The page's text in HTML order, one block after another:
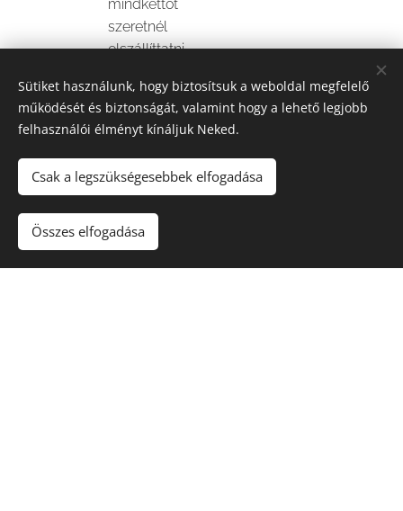
mindkettőt
szeretnél
elszállíttatni,
megfelelő
méret
kiválasztásá
ban.
💡Ha biztosan tudod, milyen konténerre van
szükséged, a rendelést elindíthatod közvetlenül az online
űrlapunkon vagy e-mailben is, és az adataid alapján
Sütiket használunk, hogy biztosítsuk a weboldal megfelelő
működését és biztonságát, valamint hogy a lehető legjobb
felhasználói élményt kínáljuk Neked.
Csak a legszükségesebbek elfogadása
Összes elfogadása